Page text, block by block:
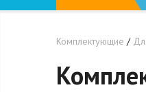
Комплектующие /